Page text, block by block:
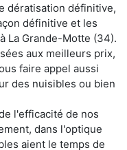
dératisation définitive,
définitive et les
La Grande-Motte (34).
aux meilleurs prix,
faire appel aussi
des nuisibles ou bien
l'efficacité de nos
dans l'optique
aient le temps de